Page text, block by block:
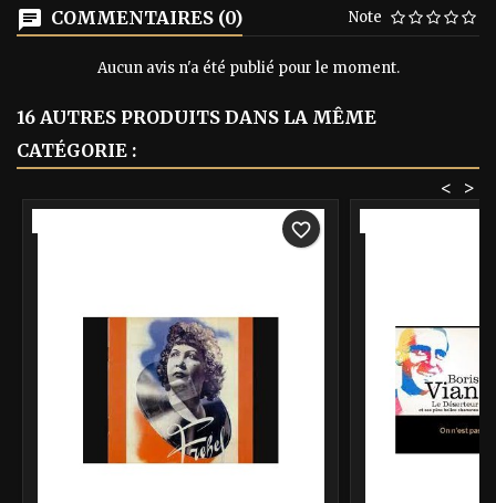
COMMENTAIRES (0) Note
Aucun avis n'a été publié pour le moment.
16 AUTRES PRODUITS DANS LA MÊME
CATÉGORIE :
>
<
favorite_border